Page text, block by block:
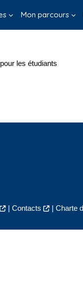
Mon parcours
les étudiants
| Contacts | Charte